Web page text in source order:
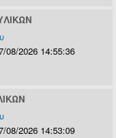
08/2026 14:55:36
08/2026 14:53:09